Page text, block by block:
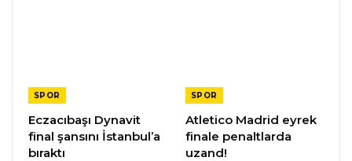
SPOR
Eczacıbaşı Dynavit
final şansını İstanbul’a
bıraktı
SPOR
Atletico Madrid eyrek
finale penaltlarda
uzand!